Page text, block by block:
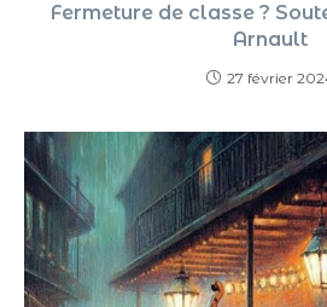
Fermeture de classe ?
Arnault
27 février